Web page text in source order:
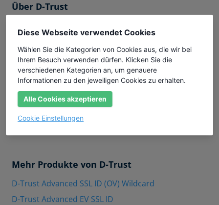
Über D-Trust
2016 als qualifizierter Vertrauensdiensteanbieter
gemäß der europäischen eIDAS-Verordnung bei der
Bundesnetzagentur gelistet. Das aus der
Bundesdruckerei hervorgegangene Unternehmen
stellt qualifizierte digitale Zertifikate für
elektronische Signaturen, Siegel und die qualifizierte
Fernsignatur aus, zudem bietet es weitere PKI-
Produkte und Dienstleistungen wie den
Mehr Produkte von D-Trust
D-Trust Advanced SSL ID (OV) Wildcard
D-Trust Advanced EV SSL ID
Diese Webseite verwendet Cookies
Wählen Sie die Kategorien von Cookies aus, die wir bei
Ihrem Besuch verwenden dürfen. Klicken Sie die
verschiedenen Kategorien an, um genauere
Informationen zu den jeweiligen Cookies zu erhalten.
Alle Cookies akzeptieren
Cookie Einstellungen